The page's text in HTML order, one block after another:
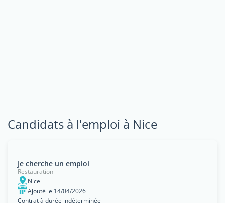
Candidats à l'emploi à Nice
Je cherche un emploi
Restauration
Nice
Ajouté le 14/04/2026
Contrat à durée indéterminée